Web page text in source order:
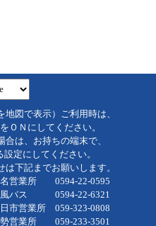
図で表示）ご利用時は、
ＯＮにしてください。
は、お持ちの端末で、
定にしてください。
下記までお願いします。
所 0594-22-0595
22-6321
業所 059-323-0808
勢営業所 059-233-3501